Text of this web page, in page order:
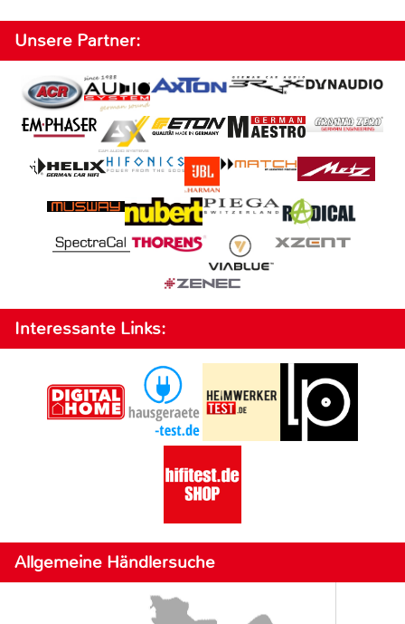
Unsere Partner:
Interessante Links:
Allgemeine Händlersuche